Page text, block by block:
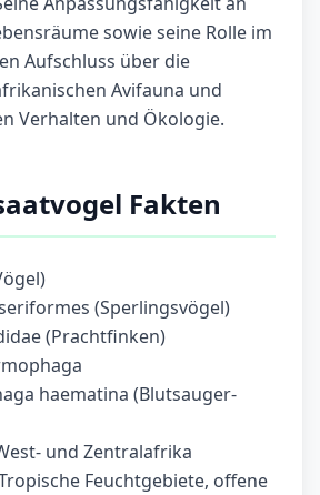
sowie seine Rolle im
Aufschluss über die
Avifauna und
Verhalten und Ökologie.
Fakten
(Sperlingsvögel)
(Prachtfinken)
haematina (Blutsauger-
und Zentralafrika
Feuchtgebiete, offene